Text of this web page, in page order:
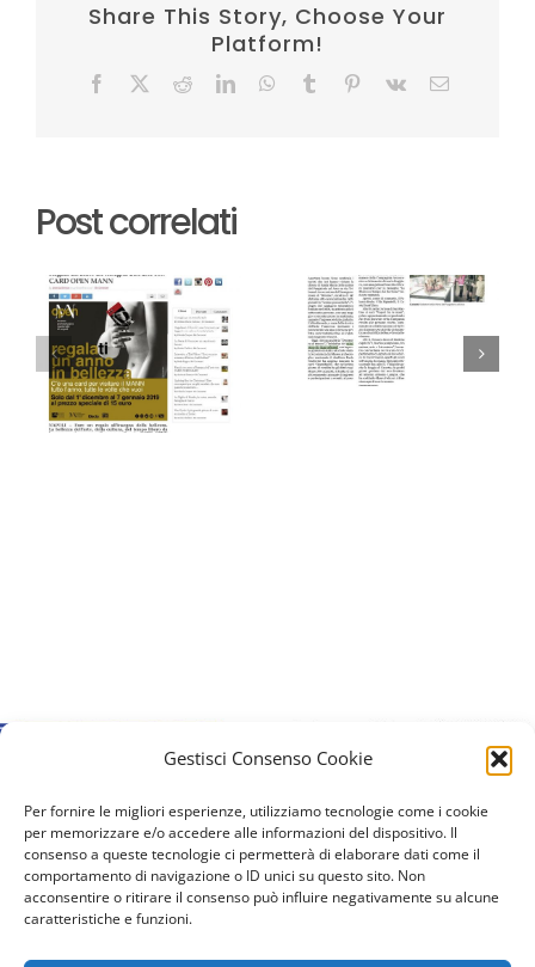
Gestisci Consenso Cookie
Per fornire le migliori esperienze, utilizziamo tecnologie come i cookie
per memorizzare e/o accedere alle informazioni del dispositivo. Il
consenso a queste tecnologie ci permetterà di elaborare dati come il
comportamento di navigazione o ID unici su questo sito. Non
acconsentire o ritirare il consenso può influire negativamente su alcune
caratteristiche e funzioni.
Share This Story, Choose Your
Platform!
Facebook RedditLinkedInWhatsApp
Tumblr Pinterest
Vk Email
Post correlati
Repubblica
2/12/2018
Stylo24